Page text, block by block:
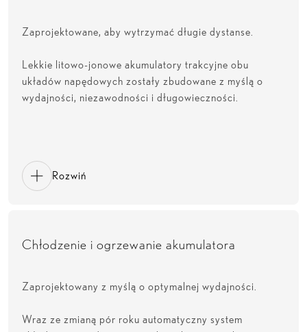
Zaprojektowane, aby wytrzymać długie dystanse.
Lekkie litowo-jonowe akumulatory trakcyjne obu
układów napędowych zostały zbudowane z myślą o
wydajności, niezawodności i długowieczności.
Rozwiń
Chłodzenie i ogrzewanie akumulatora
Zaprojektowany z myślą o optymalnej wydajności.
Wraz ze zmianą pór roku automatyczny system